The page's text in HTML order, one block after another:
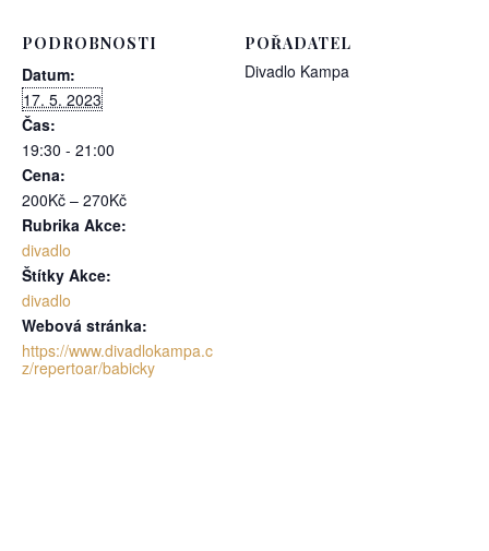
PODROBNOSTI
Datum:
17. 5. 2023
Čas:
19:30 - 21:00
Cena:
200Kč – 270Kč
Rubrika Akce:
divadlo
Štítky Akce:
divadlo
Webová stránka:
https://www.divadlokampa.c
z/repertoar/babicky
POŘADATEL
Divadlo Kampa